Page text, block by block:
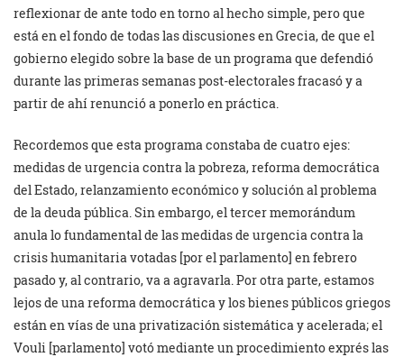
reflexionar de ante todo en torno al hecho simple, pero que
está en el fondo de todas las discusiones en Grecia, de que el
gobierno elegido sobre la base de un programa que defendió
durante las primeras semanas post-electorales fracasó y a
partir de ahí renunció a ponerlo en práctica.
Recordemos que esta programa constaba de cuatro ejes:
medidas de urgencia contra la pobreza, reforma democrática
del Estado, relanzamiento económico y solución al problema
de la deuda pública. Sin embargo, el tercer memorándum
anula lo fundamental de las medidas de urgencia contra la
crisis humanitaria votadas [por el parlamento] en febrero
pasado y, al contrario, va a agravarla. Por otra parte, estamos
lejos de una reforma democrática y los bienes públicos griegos
están en vías de una privatización sistemática y acelerada; el
Vouli [parlamento] votó mediante un procedimiento exprés las